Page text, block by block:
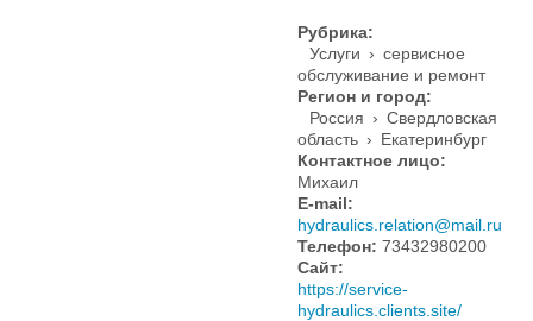
Рубрика:
Услуги › сервисное
обслуживание и ремонт
Регион и город:
Россия › Свердловская
область › Екатеринбург
Контактное лицо:
Михаил
E-mail:
hydraulics.relation@mail.ru
Телефон: 73432980200
Сайт:
https://service-
hydraulics.clients.site/